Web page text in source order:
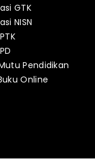
GTK
NISN
Pendidikan
Online